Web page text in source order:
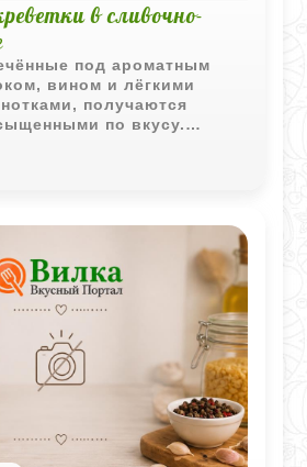
в сливочно-
под ароматным
вином и лёгкими
получаются
по вкусу.
как для семейного
праздничной подачи.